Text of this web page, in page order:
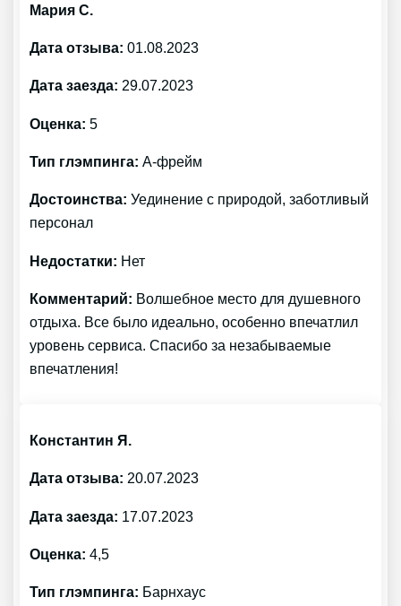
Мария С.
Дата отзыва: 01.08.2023
Дата заезда: 29.07.2023
Оценка: 5
Тип глэмпинга: А-фрейм
Достоинства: Уединение с природой, заботливый
персонал
Недостатки: Нет
Комментарий: Волшебное место для душевного
отдыха. Все было идеально, особенно впечатлил
уровень сервиса. Спасибо за незабываемые
впечатления!
Константин Я.
Дата отзыва: 20.07.2023
Дата заезда: 17.07.2023
Оценка: 4,5
Тип глэмпинга: Барнхаус